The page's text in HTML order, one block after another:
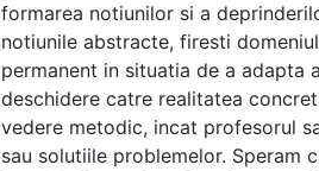
formarea notiunilor si a
notiunile abstracte, firesti
permanent in situatia de a adapta
deschidere catre realitatea
vedere metodic, incat profesorul
sau solutiile problemelor. Speram